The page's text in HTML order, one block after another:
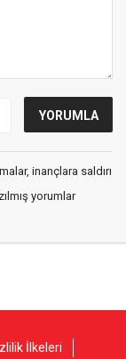
inançlara saldırı
yorumlar
İlkeleri